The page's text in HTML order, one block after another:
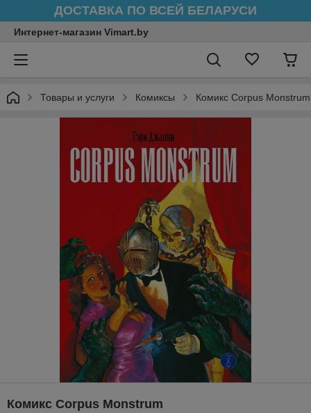
ДОСТАВКА ПО ВСЕЙ БЕЛАРУСИ
Интернет-магазин Vimart.by
Товары и услуги Комиксы Комикс Corpus Monstrum
Комикс Corpus Monstrum